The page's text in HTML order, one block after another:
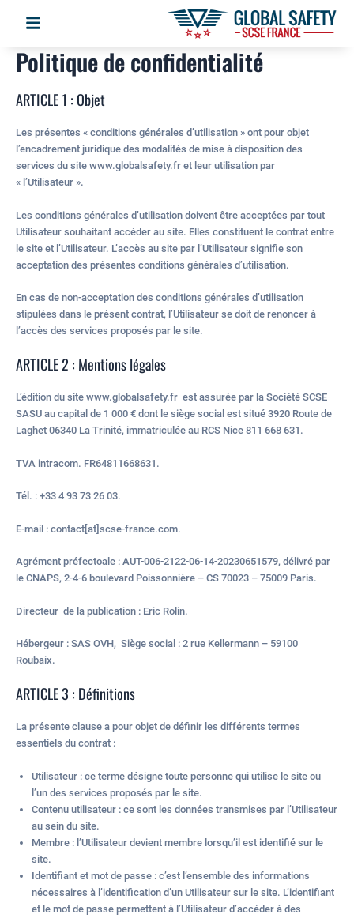
Flyout
Menu
Politique de confidentialité
ARTICLE 1 : Objet
Les présentes « conditions générales d’utilisation » ont pour objet
l’encadrement juridique des modalités de mise à disposition des
services du site www.globalsafety.fr et leur utilisation par
« l’Utilisateur ».
Les conditions générales d’utilisation doivent être acceptées par tout
Utilisateur souhaitant accéder au site. Elles constituent le contrat entre
le site et l’Utilisateur. L’accès au site par l’Utilisateur signifie son
acceptation des présentes conditions générales d’utilisation.
En cas de non-acceptation des conditions générales d’utilisation
stipulées dans le présent contrat, l’Utilisateur se doit de renoncer à
l’accès des services proposés par le site.
ARTICLE 2 : Mentions légales
L’édition du site www.globalsafety.fr est assurée par la Société SCSE
SASU au capital de 1 000 € dont le siège social est situé 3920 Route de
Laghet 06340 La Trinité, immatriculée au RCS Nice 811 668 631.
TVA intracom. FR64811668631.
Tél. : +33 4 93 73 26 03.
E-mail : contact[at]scse-france.com.
Agrément préfectoale : AUT-006-2122-06-14-20230651579, délivré par
le CNAPS, 2-4-6 boulevard Poissonnière – CS 70023 – 75009 Paris.
Directeur de la publication : Eric Rolin.
Hébergeur : SAS OVH, Siège social : 2 rue Kellermann – 59100
Roubaix.
ARTICLE 3 : Définitions
La présente clause a pour objet de définir les différents termes
essentiels du contrat :
Utilisateur : ce terme désigne toute personne qui utilise le site ou
l’un des services proposés par le site.
Contenu utilisateur : ce sont les données transmises par l’Utilisateur
au sein du site.
Membre : l’Utilisateur devient membre lorsqu’il est identifié sur le
site.
Identifiant et mot de passe : c’est l’ensemble des informations
nécessaires à l’identification d’un Utilisateur sur le site. L’identifiant
et le mot de passe permettent à l’Utilisateur d’accéder à des